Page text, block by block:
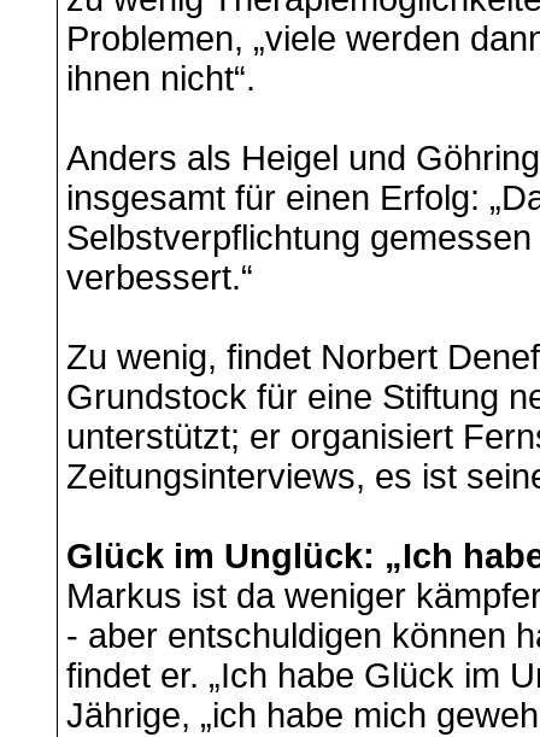
Problemen, „viele werden
ihnen nicht“.
Anders als Heigel und
insgesamt für einen Erfolg:
Selbstverpflichtung
verbessert.“
Zu wenig, findet Norbert
Grundstock für eine Stiftung
unterstützt; er organisiert
Zeitungsinterviews, es ist
Glück im Unglück: „Ich
Markus ist da weniger
- aber entschuldigen können
findet er. „Ich habe Glück im
Jährige, „ich habe mich